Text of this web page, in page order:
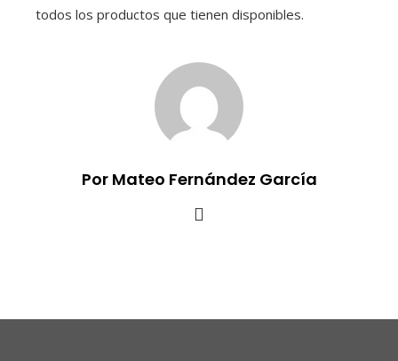
todos los productos que tienen disponibles.
Por Mateo Fernández García